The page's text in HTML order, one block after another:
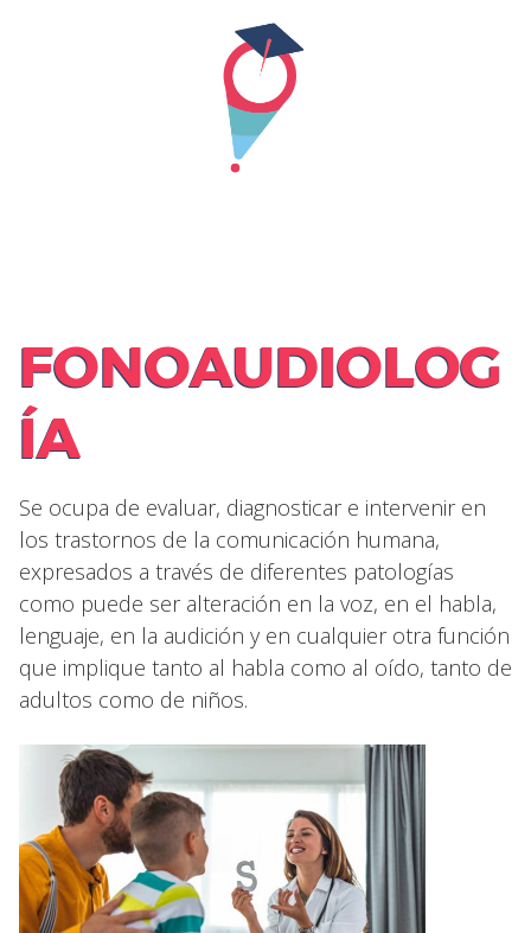
FONOAUDIOLOG
ÍA
Se ocupa de evaluar, diagnosticar e intervenir en
los trastornos de la comunicación humana,
expresados a través de diferentes patologías
como puede ser alteración en la voz, en el habla,
lenguaje, en la audición y en cualquier otra función
que implique tanto al habla como al oído, tanto de
adultos como de niños.